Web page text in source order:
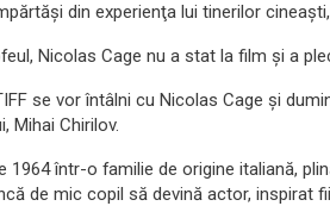
din experienţa lui tinerilor
Nicolas Cage nu a stat la film şi a
se vor întâlni cu Nicolas Cage şi
Mihai Chirilov.
1964 într-o familie de origine italiană,
de mic copil să devină actor, inspirat